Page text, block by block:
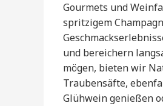
Gourmets und
spritzigem
und bereichern
mögen, bieten wir
Traubensäfte,
Glühwein genießen